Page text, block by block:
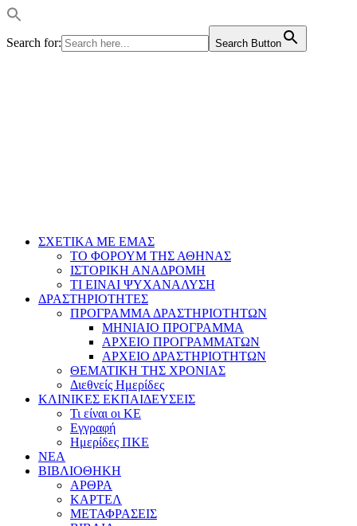
Search for: Search Button
ΣΧΕΤΙΚΑ ΜΕ ΕΜΑΣ
ΤΟ ΦΟΡΟΥΜ ΤΗΣ ΑΘΗΝΑΣ
ΙΣΤΟΡΙΚΗ ΑΝΑΔΡΟΜΗ
ΤΙ ΕΙΝΑΙ ΨΥΧΑΝΑΛΥΣΗ
ΔΡΑΣΤΗΡΙΟΤΗΤΕΣ
ΠΡΟΓΡΑΜΜΑ ΔΡΑΣΤΗΡΙΟΤΗΤΩΝ
ΜΗΝΙΑΙΟ ΠΡΟΓΡΑΜΜΑ
ΑΡΧΕΙΟ ΠΡΟΓΡΑΜΜΑΤΩΝ
ΑΡΧΕΙΟ ΔΡΑΣΤΗΡΙΟΤΗΤΩΝ
ΘΕΜΑΤΙΚΗ ΤΗΣ ΧΡΟΝΙΑΣ
Διεθνείς Ημερίδες
ΚΛΙΝΙΚΕΣ ΕΚΠΑΙΔΕΥΣΕΙΣ
Τι είναι οι ΚΕ
Εγγραφή
Ημερίδες ΠΚΕ
ΝΕΑ
ΒΙΒΛΙΟΘΗΚΗ
ΑΡΘΡΑ
ΚΑΡΤΕΛ
ΜΕΤΑΦΡΑΣΕΙΣ